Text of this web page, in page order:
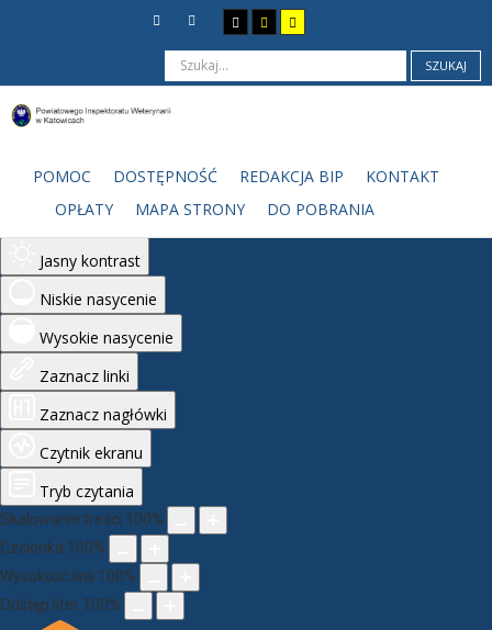
Monochromatyczny
Ciemny kontrast
Jasny kontrast
Niskie nasycenie
Wysokie nasycenie
Zaznacz linki
Zaznacz nagłówki
Czytnik ekranu
Tryb czytania
Skalowanie treści 100%
Czcionka 100%
Wysokość linii 100%
Odstęp liter 100%
SZUKAJ
POMOC DOSTĘPNOŚĆ REDAKCJA BIP
KONTAKT
OPŁATY
MAPA STRONY DO POBRANIA